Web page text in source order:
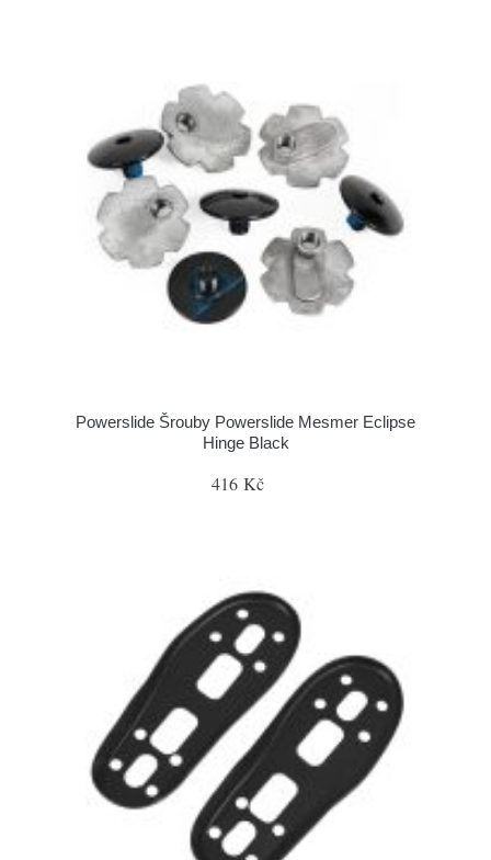
Powerslide Šrouby Powerslide Mesmer Eclipse
Hinge Black
416 Kč